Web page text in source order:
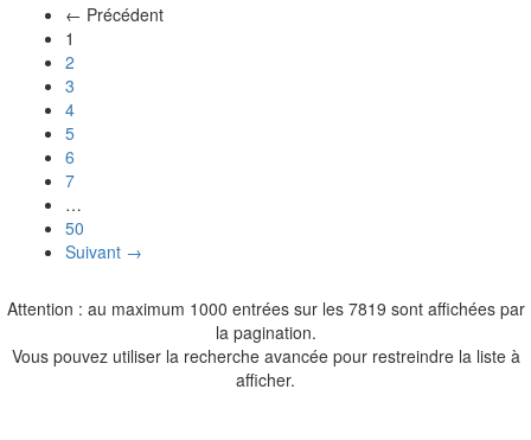
← Précédent
1
2
3
4
5
6
7
…
50
Suivant →
Attention : au maximum 1000 entrées sur les 7819 sont affichées par
la pagination.
Vous pouvez utiliser la recherche avancée pour restreindre la liste à
afficher.